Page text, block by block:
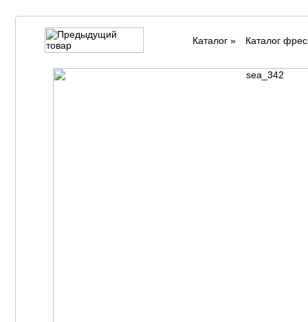
Каталог » Каталог